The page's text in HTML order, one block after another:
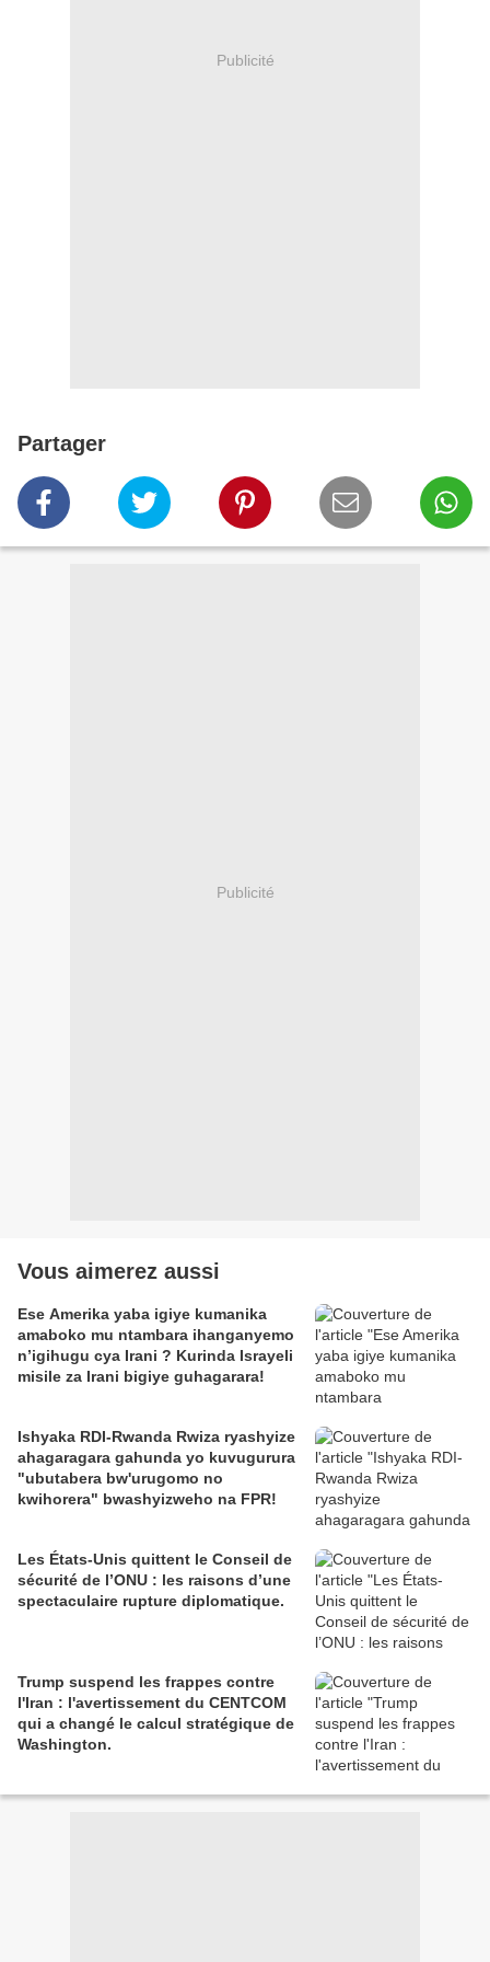
Publicité
Partager
Publicité
Vous aimerez aussi
Ese Amerika yaba igiye kumanika
amaboko mu ntambara ihanganyemo
n’igihugu cya Irani ? Kurinda Israyeli
misile za Irani bigiye guhagarara!
Ishyaka RDI-Rwanda Rwiza ryashyize
ahagaragara gahunda yo kuvugurura
"ubutabera bw'urugomo no
kwihorera" bwashyizweho na FPR!
Les États-Unis quittent le Conseil de
sécurité de l’ONU : les raisons d’une
spectaculaire rupture diplomatique.
Trump suspend les frappes contre
l'Iran : l'avertissement du CENTCOM
qui a changé le calcul stratégique de
Washington.